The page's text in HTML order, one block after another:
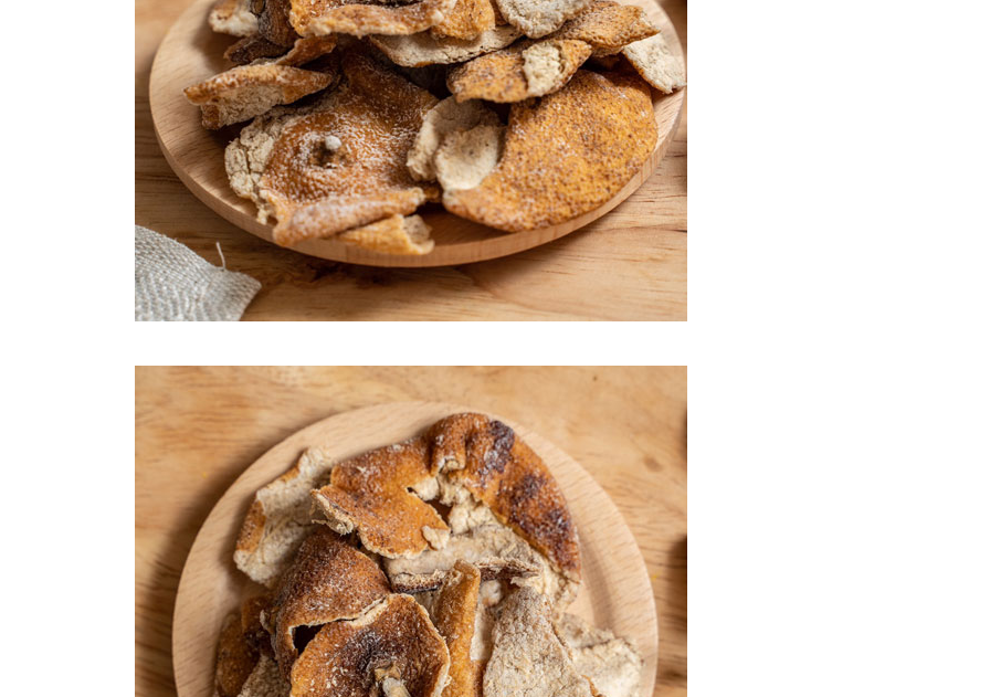
每筆NT$150，滿NT$1,399(含以上)免運費
澎湖金門馬祖宅配到家
每筆NT$250
付款後門市自取
免運費